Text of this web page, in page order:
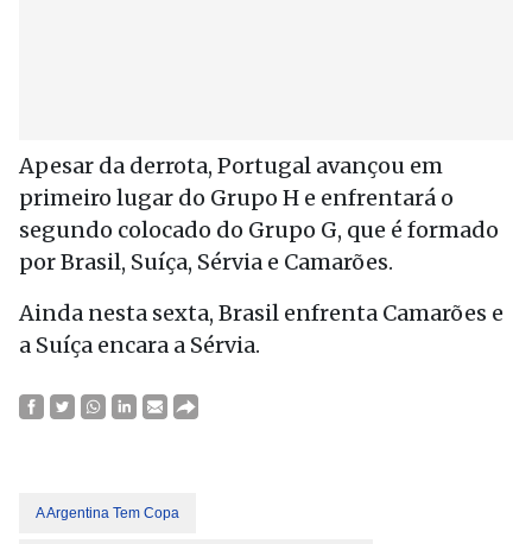
Apesar da derrota, Portugal avançou em
primeiro lugar do Grupo H e enfrentará o
segundo colocado do Grupo G, que é formado
por Brasil, Suíça, Sérvia e Camarões.
Ainda nesta sexta, Brasil enfrenta Camarões e
a Suíça encara a Sérvia.
A Argentina Tem Copa